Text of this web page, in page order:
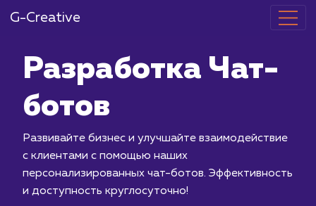
G-Creative
Разработка
ботов
Развивайте бизнес и улучшайте